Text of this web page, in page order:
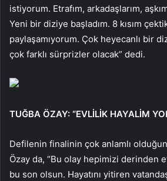
istiyorum. Etrafım, arkadaşlarım,
Yeni bir diziye başladım. 8 kısım
paylaşamıyorum. Çok heyecanlı bir
çok farklı sürprizler olacak” dedi.
TUĞBA ÖZAY: “EVLİLİK HAYALİM
Defilenin finalinin çok anlamlı
Özay da, “Bu olay hepimizi derinden
bu son olsun. Hayatını yitiren